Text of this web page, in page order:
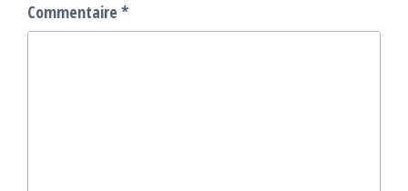
Commentaire *